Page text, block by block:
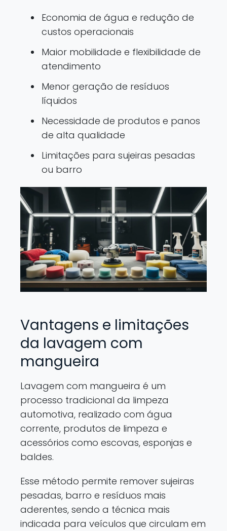
Economia de água e redução de
custos operacionais
Maior mobilidade e flexibilidade de
atendimento
Menor geração de resíduos
líquidos
Necessidade de produtos e panos
de alta qualidade
Limitações para sujeiras pesadas
ou barro
Vantagens e limitações
da lavagem com
mangueira
Lavagem com mangueira é um
processo tradicional da limpeza
automotiva, realizado com água
corrente, produtos de limpeza e
acessórios como escovas, esponjas e
baldes.
Esse método permite remover sujeiras
pesadas, barro e resíduos mais
aderentes, sendo a técnica mais
indicada para veículos que circulam em